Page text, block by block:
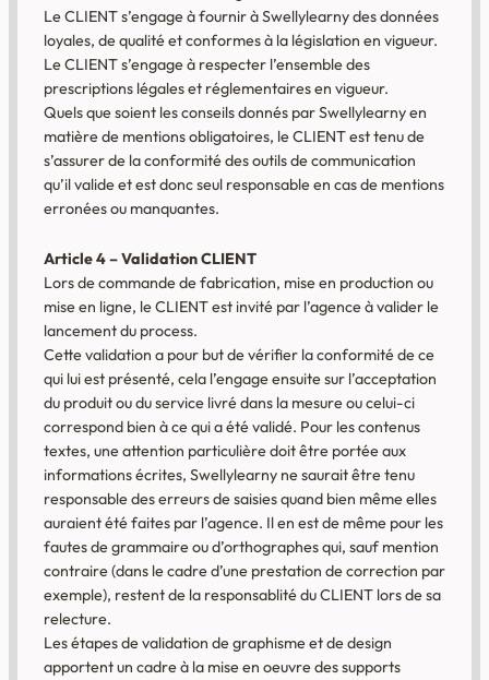
Le CLIENT s’engage à fournir à Swellylearny des données
loyales, de qualité et conformes à la législation en vigueur.
Le CLIENT s’engage à respecter l’ensemble des
prescriptions légales et réglementaires en vigueur.
Quels que soient les conseils donnés par Swellylearny en
matière de mentions obligatoires, le CLIENT est tenu de
s’assurer de la conformité des outils de communication
qu’il valide et est donc seul responsable en cas de mentions
erronées ou manquantes.
Article 4 – Validation CLIENT
Lors de commande de fabrication, mise en production ou
mise en ligne, le CLIENT est invité par l’agence à valider le
lancement du process.
Cette validation a pour but de vérifier la conformité de ce
qui lui est présenté, cela l’engage ensuite sur l’acceptation
du produit ou du service livré dans la mesure ou celui-ci
correspond bien à ce qui a été validé. Pour les contenus
textes, une attention particulière doit être portée aux
informations écrites, Swellylearny ne saurait être tenu
responsable des erreurs de saisies quand bien même elles
auraient été faites par l’agence. Il en est de même pour les
fautes de grammaire ou d’orthographes qui, sauf mention
contraire (dans le cadre d’une prestation de correction par
exemple), restent de la responsablité du CLIENT lors de sa
relecture.
Les étapes de validation de graphisme et de design
apportent un cadre à la mise en oeuvre des supports